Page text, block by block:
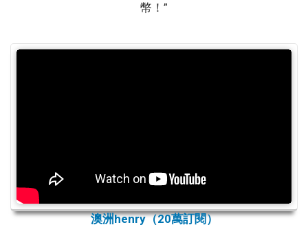
幣！”
澳洲henry（20萬訂閱）